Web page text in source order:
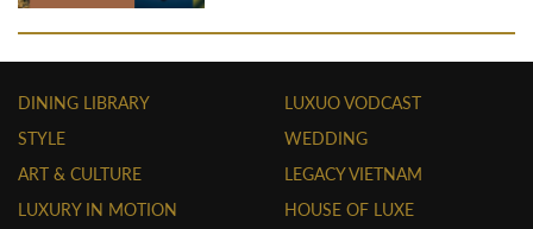
DINING LIBRARY
STYLE
ART & CULTURE
LUXURY IN MOTION
LUXUO VODCAST
WEDDING
LEGACY VIETNAM
HOUSE OF LUXE